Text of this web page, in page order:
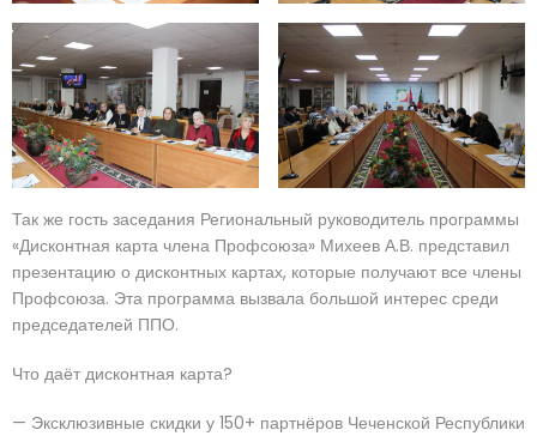
Так же гость заседания Региональный руководитель программы
«Дисконтная карта члена Профсоюза» Михеев А.В. представил
презентацию о дисконтных картах, которые получают все члены
Профсоюза. Эта программа вызвала большой интерес среди
председателей ППО.
Что даёт дисконтная карта?
— Эксклюзивные скидки у 150+ партнёров Чеченской Республики